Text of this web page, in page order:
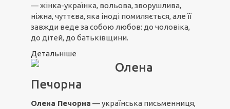
— жінка-українка, вольова, зворушлива,
ніжна, чуттєва, яка іноді помиляється, але її
завжди веде за собою любов: до чоловіка,
до дітей, до батьківщини.
Детальніше
Олена
Печорна
Олена Печорна — українська письменниця,